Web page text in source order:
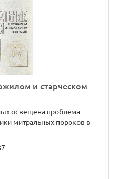
и старческом
освещена проблема
митральных пороков в